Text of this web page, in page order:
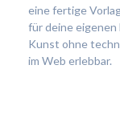
eine fertige
für deine
Kunst ohne
im Web erlebbar.